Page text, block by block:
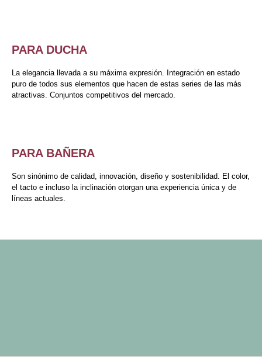
PARA DUCHA
La elegancia llevada a su máxima expresión. Integración en estado
puro de todos sus elementos que hacen de estas series de las más
atractivas. Conjuntos competitivos del mercado.
PARA BAÑERA
Son sinónimo de calidad, innovación, diseño y sostenibilidad. El color,
el tacto e incluso la inclinación otorgan una experiencia única y de
líneas actuales.